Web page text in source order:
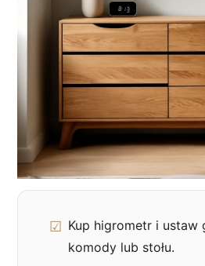
Kup higrometr i ustaw
komody lub stołu.